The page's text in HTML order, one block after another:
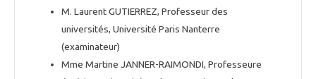
M. Laurent GUTIERREZ, Professeur des
universités, Université Paris Nanterre
(examinateur)
Mme Martine JANNER-RAIMONDI, Professeure